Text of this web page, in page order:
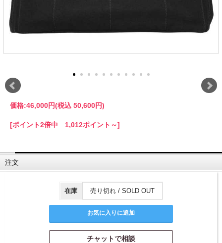
価格:46,000円(税込 50,600円)
[ポイント2倍中 1,012ポイント～]
注文
在庫 売り切れ / SOLD OUT
チャットで相談